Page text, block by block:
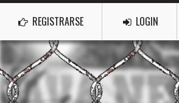
REGISTRARSE LOGIN